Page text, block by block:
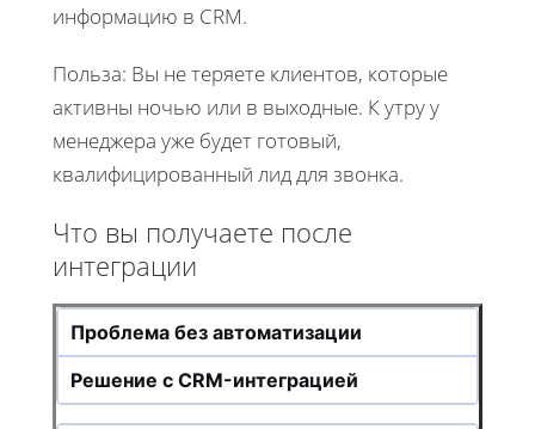
информацию в CRM.
Польза: Вы не теряете клиентов, которые
активны ночью или в выходные. К утру у
менеджера уже будет готовый,
квалифицированный лид для звонка.
Что вы получаете после
интеграции
Проблема без автоматизации
Решение с CRM-интеграцией